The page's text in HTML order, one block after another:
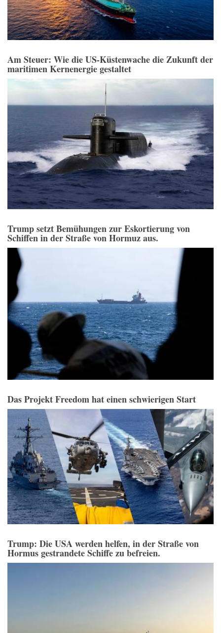
Am Steuer: Wie die US-Küstenwache die Zukunft der
maritimen Kernenergie gestaltet
Trump setzt Bemühungen zur Eskortierung von
Schiffen in der Straße von Hormuz aus.
Das Projekt Freedom hat einen schwierigen Start
Trump: Die USA werden helfen, in der Straße von
Hormus gestrandete Schiffe zu befreien.